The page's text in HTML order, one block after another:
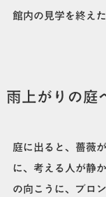
館内の見学を終え
雨上がりの庭
庭に出ると、薔薇
に、考える人が静
の向こうに、ブロ